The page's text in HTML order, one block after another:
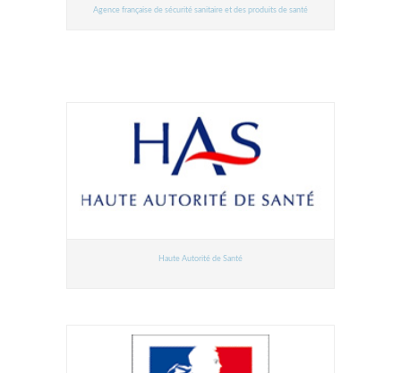
Agence française de sécurité sanitaire et des produits de santé
Haute Autorité de Santé